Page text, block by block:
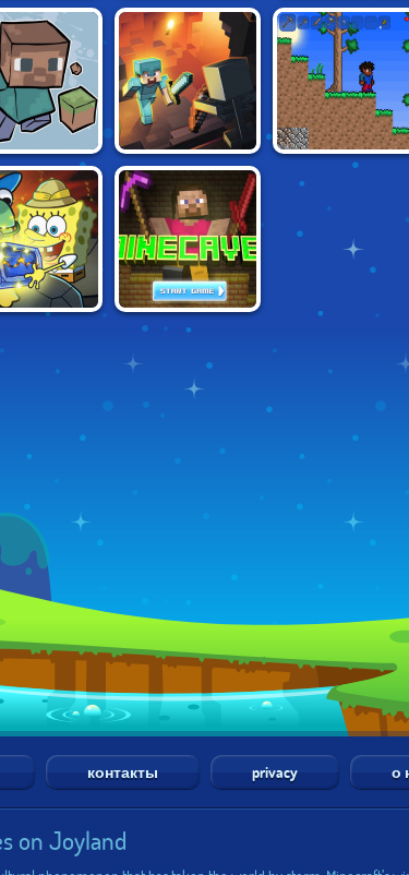
BUILD
AT SEA
CUBIC CASTLES MINECRAFT.IO
PAPER
MINE CLONE SCRATCHARIA
COLLECTOR
MINECAVES
контакты privacy о
on Joyland